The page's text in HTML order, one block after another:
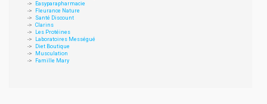
Easyparapharmacie
Fleurance Nature
Santé Discount
Clarins
Les Protéines
Laboratoires Mességué
Diet Boutique
Musculation
Famille Mary